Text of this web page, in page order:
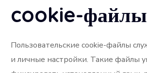
cookie-файлы
Пользовательские cookie-файлы
и личные настройки. Такие файлы